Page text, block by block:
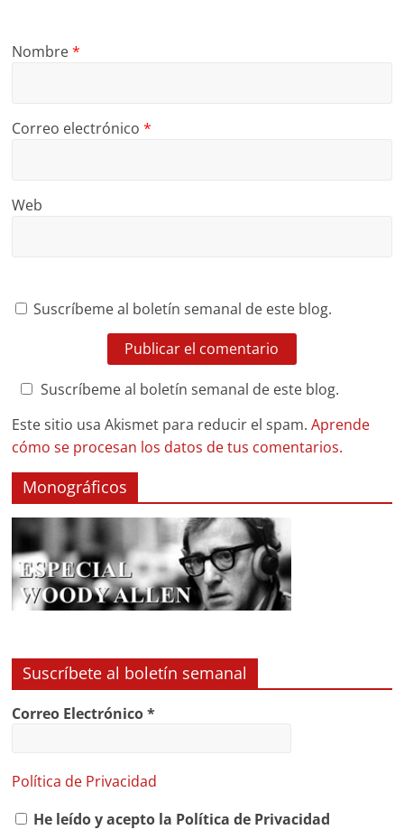
Nombre*
Correo electrónico*
Web
Suscríbeme al boletín semanal de este blog.
Suscríbeme al boletín semanal de este blog.
Este sitio usa Akismet para reducir el spam.Aprende
cómo se procesan los datos de tus comentarios.
Monográficos
Suscríbete al boletín semanal
Correo Electrónico*
Política de Privacidad
He leído y acepto la Política de Privacidad